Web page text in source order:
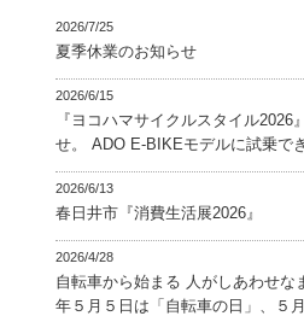
2026/7/25
夏季休業のお知らせ
2026/6/15
『ヨコハマサイクルスタイル2026
せ。 ADO E-BIKEモデルに試乗で
2026/6/13
春日井市『消費生活展2026』
2026/4/28
自転車から始まる 人がしあわせな
年５月５日は「自転車の日」、５